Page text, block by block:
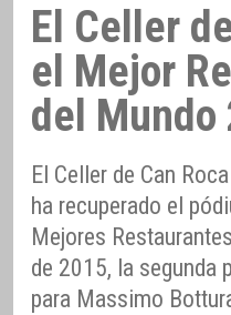
El Celler
el Mejor
del Mundo
El Celler de Can
ha recuperado el
Mejores
de 2015, la segunda
para Massimo